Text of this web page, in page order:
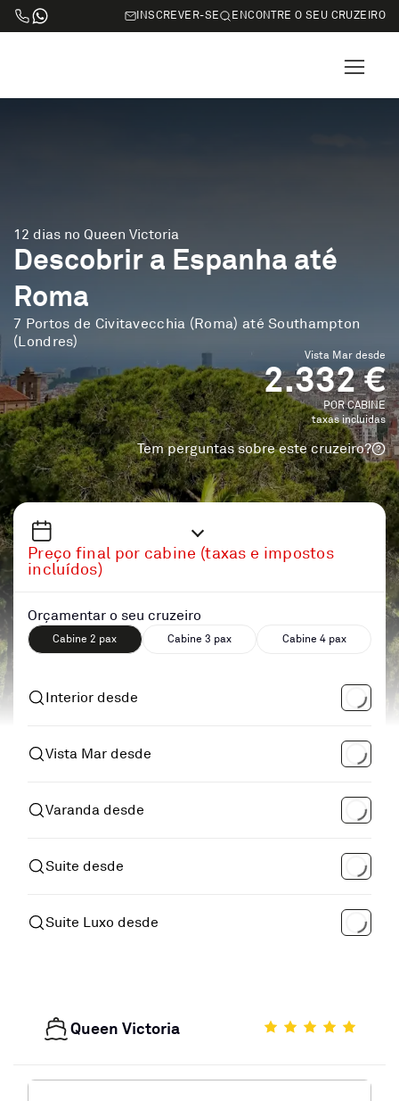
INSCREVER-SE ENCONTRE O SEU CRUZEIRO
12 dias no Queen Victoria
Descobrir a Espanha até
Roma
7 Portos de Civitavecchia (Roma) até Southampton
(Londres)
Vista Mar desde
2.332 €
POR CABINE
taxas incluidas
Tem perguntas sobre este cruzeiro?
Preço final por cabine (taxas e impostos
incluídos)
Orçamentar o seu cruzeiro
Cabine 2 pax Cabine 3 pax Cabine 4 pax
Interior desde
Vista Mar desde
Varanda desde
Suite desde
Suite Luxo desde
Queen Victoria